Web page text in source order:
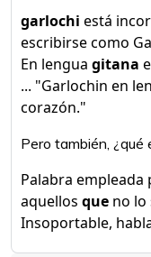
garlochi está
escribirse como
En lengua gitana
... "Garlochin en
corazón."
Pero también, ¿qué
Palabra empleada
aquellos que no lo
Insoportable,